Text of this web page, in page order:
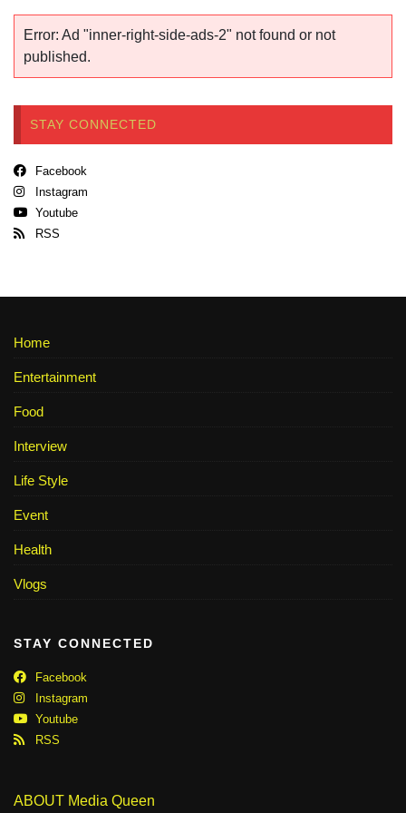
Error: Ad "inner-right-side-ads-2" not found or not
published.
STAY CONNECTED
Facebook
Instagram
Youtube
RSS
Home
Entertainment
Food
Interview
Life Style
Event
Health
Vlogs
STAY CONNECTED
Facebook
Instagram
Youtube
RSS
ABOUT Media Queen